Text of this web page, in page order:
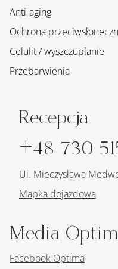
Media
Facebook Optima
Recepcja
+48 730
Ul. Mieczysława
Mapka dojazdowa
Anti-aging
Ochrona
Celulit / wyszczuplanie
Przebarwienia